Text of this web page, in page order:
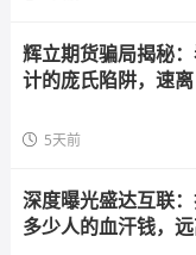
辉立期货骗局揭秘
计的庞氏陷阱，速离
5天前
深度曝光盛达互联
多少人的血汗钱，